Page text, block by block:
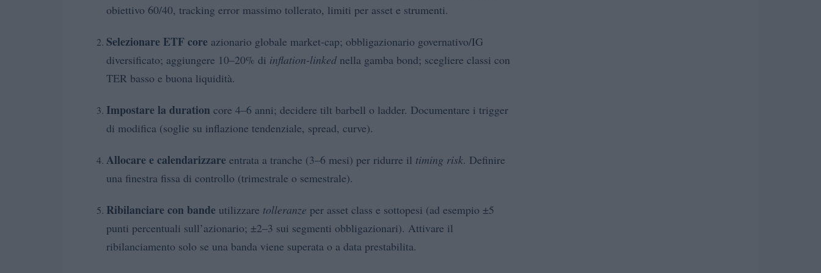
obiettivo 60/40, tracking error massimo tollerato, limiti per asset e strumenti.
Selezionare ETF core azionario globale market-cap; obbligazionario governativo/IG
diversificato; aggiungere 10–20% di inflation-linked nella gamba bond; scegliere classi con
TER basso e buona liquidità.
Impostare la duration core 4–6 anni; decidere tilt barbell o ladder. Documentare i trigger
di modifica (soglie su inflazione tendenziale, spread, curve).
Allocare e calendarizzare entrata a tranche (3–6 mesi) per ridurre il timing risk. Definire
una finestra fissa di controllo (trimestrale o semestrale).
Ribilanciare con bande utilizzare tolleranze per asset class e sottopesi (ad esempio ±5
punti percentuali sull’azionario; ±2–3 sui segmenti obbligazionari). Attivare il
ribilanciamento solo se una banda viene superata o a data prestabilita.